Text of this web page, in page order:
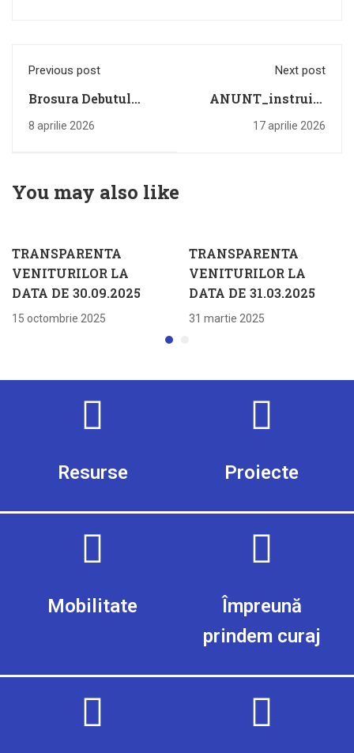
Previous post
Brosura Debutul
scolaritatii
8 aprilie 2026
Next post
ANUNT_instruire
inspectia la
17 aprilie 2026
You may also like
TRANSPARENTA
VENITURILOR LA
DATA DE 30.09.2025
15 octombrie 2025
TRANSPARENTA
VENITURILOR LA
DATA DE 31.03.2025
31 martie 2025
Resurse Proiecte
Mobilitate
Împreună
prindem curaj